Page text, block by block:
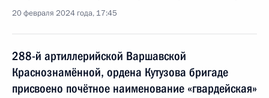
20 февраля 2024 года, 17:45
288-й артиллерийской Варшавской
Краснознамённой, ордена Кутузова бригаде
присвоено почётное наименование «гвардейская»